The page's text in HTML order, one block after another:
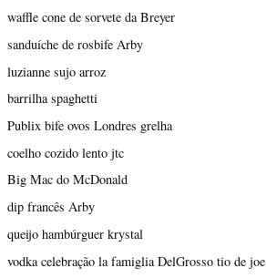
waffle cone de sorvete da Breyer
sanduíche de rosbife Arby
luzianne sujo arroz
barrilha spaghetti
Publix bife ovos Londres grelha
coelho cozido lento jtc
Big Mac do McDonald
dip francês Arby
queijo hambúrguer krystal
vodka celebração la famiglia DelGrosso tio de joe